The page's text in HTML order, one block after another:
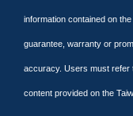
information contained on
guarantee, warranty or
accuracy. Users must refer
content provided on the